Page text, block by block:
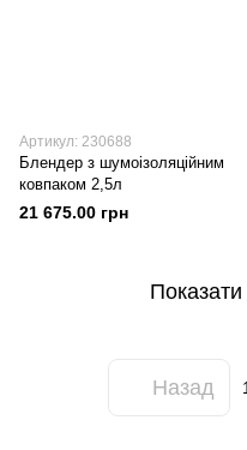
Артикул: 230688
Блендер з шумоізоляційним
ковпаком 2,5л
21 675.00 грн
Назад 1